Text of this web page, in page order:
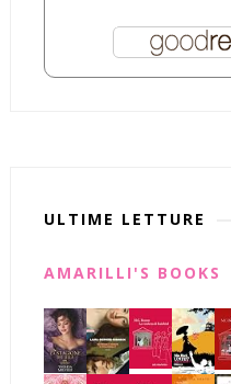
ULTIME LETTURE
AMARILLI'S BOOKS